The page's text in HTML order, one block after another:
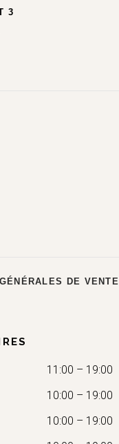
3
DE VENTE
11:00 – 19:00
10:00 – 19:00
10:00 – 19:00